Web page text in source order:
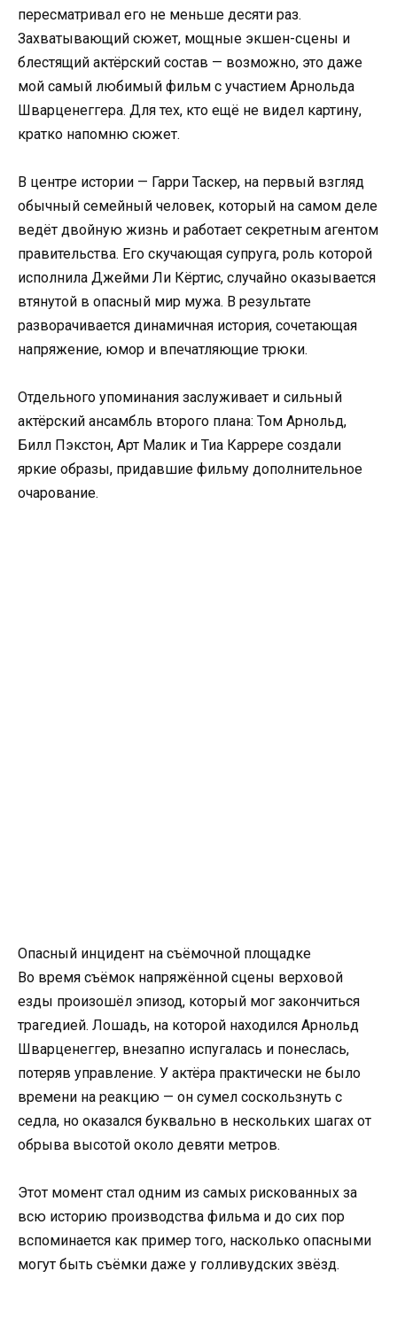
пересматривал его не меньше десяти раз.
Захватывающий сюжет, мощные экшен-сцены и
блестящий актёрский состав — возможно, это даже
мой самый любимый фильм с участием Арнольда
Шварценеггера. Для тех, кто ещё не видел картину,
кратко напомню сюжет.
В центре истории — Гарри Таскер, на первый взгляд
обычный семейный человек, который на самом деле
ведёт двойную жизнь и работает секретным агентом
правительства. Его скучающая супруга, роль которой
исполнила Джейми Ли Кёртис, случайно оказывается
втянутой в опасный мир мужа. В результате
разворачивается динамичная история, сочетающая
напряжение, юмор и впечатляющие трюки.
Отдельного упоминания заслуживает и сильный
актёрский ансамбль второго плана: Том Арнольд,
Билл Пэкстон, Арт Малик и Тиа Каррере создали
яркие образы, придавшие фильму дополнительное
очарование.
Опасный инцидент на съёмочной площадке
Во время съёмок напряжённой сцены верховой
езды произошёл эпизод, который мог закончиться
трагедией. Лошадь, на которой находился Арнольд
Шварценеггер, внезапно испугалась и понеслась,
потеряв управление. У актёра практически не было
времени на реакцию — он сумел соскользнуть с
седла, но оказался буквально в нескольких шагах от
обрыва высотой около девяти метров.
Этот момент стал одним из самых рискованных за
всю историю производства фильма и до сих пор
вспоминается как пример того, насколько опасными
могут быть съёмки даже у голливудских звёзд.